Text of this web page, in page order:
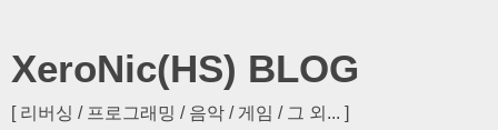
XeroNic(HS) BLOG
[ 리버싱 / 프로그래밍 / 음악 / 게임 / 그 외... ]